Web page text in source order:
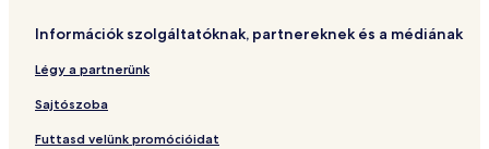
Információk szolgáltatóknak, partnereknek és a médiának
Légy a partnerünk
Sajtószoba
Futtasd velünk promócióidat